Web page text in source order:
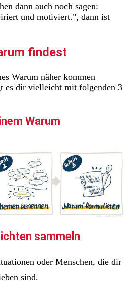
dann auch noch sagen:
und motiviert.", dann ist
findest
Warum näher kommen
es dir vielleicht mit folgenden 3
Warum
sammeln
oder Menschen, die dir
sind.